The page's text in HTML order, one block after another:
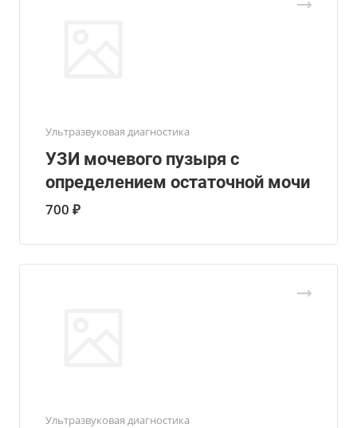
Ультразвуковая диагностика
УЗИ мочевого пузыря с
определением остаточной мочи
700 ₽
Ультразвуковая диагностика